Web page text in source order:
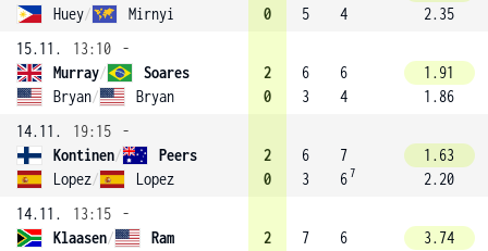
Huey/ Mirnyi
0
5
4
2.35
15.11.
13:10
-
Murray/
Soares
Bryan/ Bryan
2
0
6
3
6
4
1.91
1.86
14.11.
19:15
-
Kontinen/
Peers
Lopez/ Lopez
2
0
6
3
7
67
1.63
2.20
14.11.
13:15
-
Klaasen/
Ram
2
7
6
3.74